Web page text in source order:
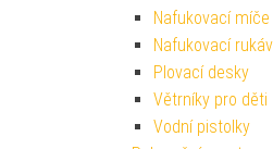
Nafukovací míče
Nafukovací
Plovací desky
Větrníky pro děti
Vodní pistolky